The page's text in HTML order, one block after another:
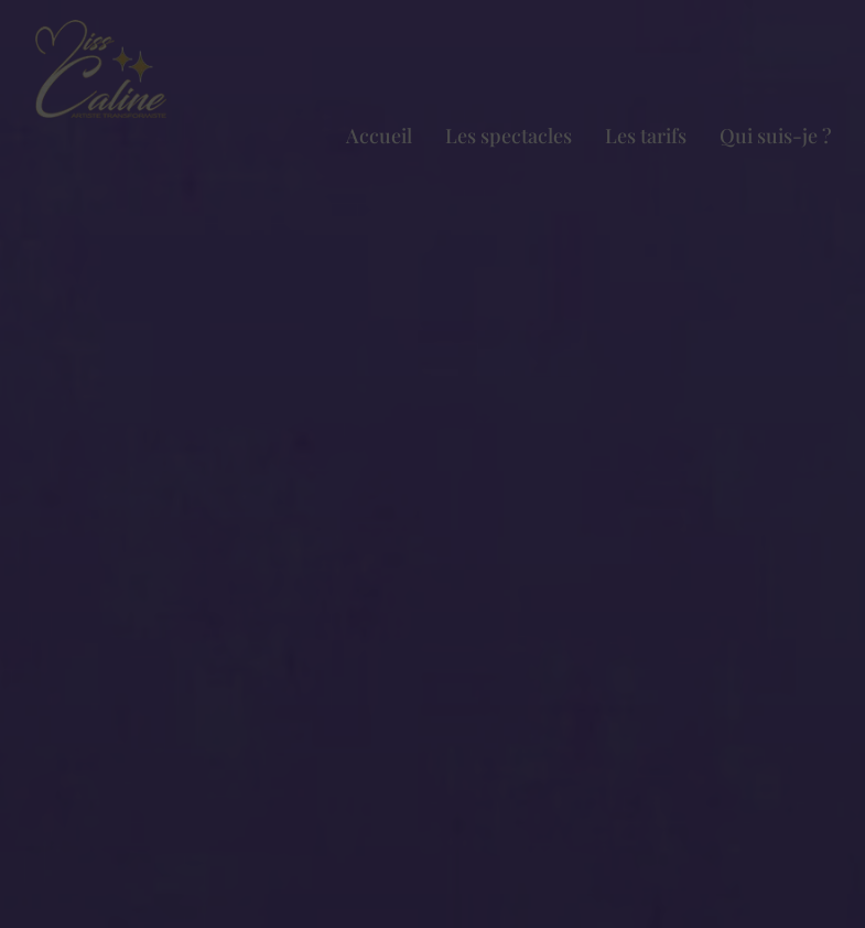
Accueil Les spectacles Les tarifs Qui suis-je ?